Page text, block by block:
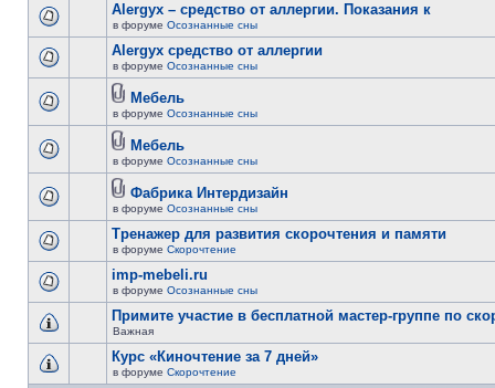
Alergyx – средство от аллергии. Показания к
в форуме Осознанные сны
Alergyx средство от аллергии
в форуме Осознанные сны
Мебель
в форуме Осознанные сны
Мебель
в форуме Осознанные сны
Фабрика Интердизайн
в форуме Осознанные сны
Тренажер для развития скорочтения и памяти
в форуме Скорочтение
imp-mebeli.ru
в форуме Осознанные сны
Примите участие в бесплатной мастер-группе по
Важная
Курс «Киночтение за 7 дней»
в форуме Скорочтение